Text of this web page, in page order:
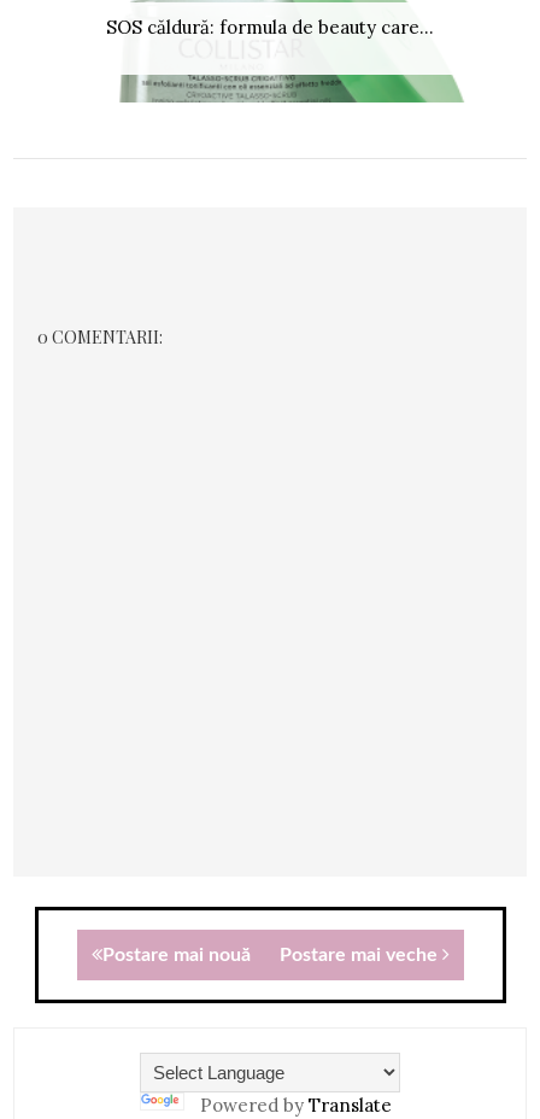
SOS căldură: formula de beauty care...
0 COMENTARII:
Postare mai nouă Postare mai veche
Powered by Translate